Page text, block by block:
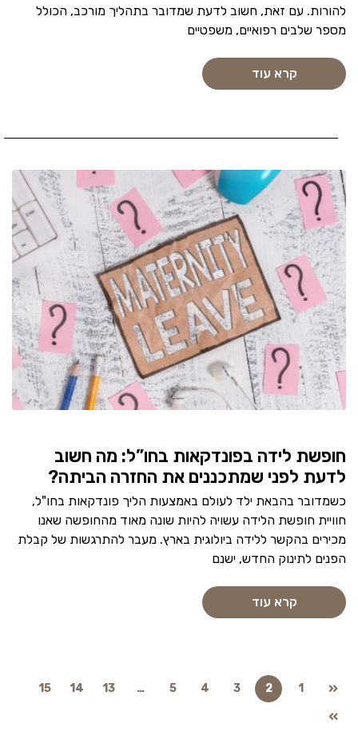
להורות. עם זאת, חשוב לדעת שמדובר בתהליך מורכב, הכולל
מספר שלבים רפואיים, משפטיים
קרא עוד
חופשת לידה בפונדקאות בחו”ל: מה חשוב
לדעת לפני שמתכננים את החזרה הביתה?
כשמדובר בהבאת ילד לעולם באמצעות הליך פונדקאות בחו"ל,
חוויית חופשת הלידה עשויה להיות שונה מאוד מהחופשה שאנו
מכירים בהקשר ללידה ביולוגית בארץ. מעבר להתרגשות של קבלת
הפנים לתינוק החדש, ישנם
קרא עוד
1
2
3
4
5
…
13
14
15